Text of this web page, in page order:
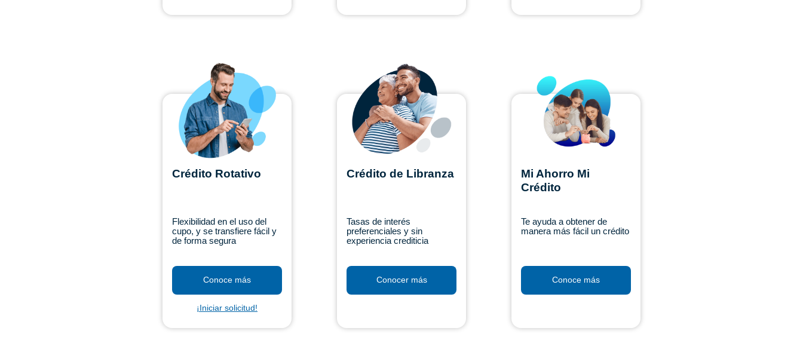
Crédito Rotativo
Flexibilidad en el uso del
cupo, y se transfiere fácil y
de forma segura
Conoce más
¡Iniciar solicitud!
Crédito de Libranza
Tasas de interés
preferenciales y sin
experiencia crediticia
Conocer más
Mi Ahorro Mi
Crédito
Te ayuda a obtener de
manera más fácil un crédito
Conoce más